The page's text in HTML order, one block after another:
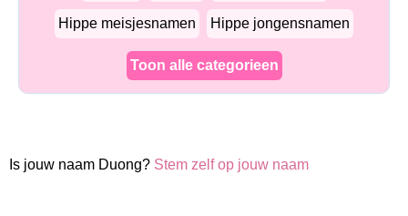
Hippe meisjesnamen Hippe jongensnamen
Toon alle categorieen
Is jouw naam Duong? Stem zelf op jouw naam